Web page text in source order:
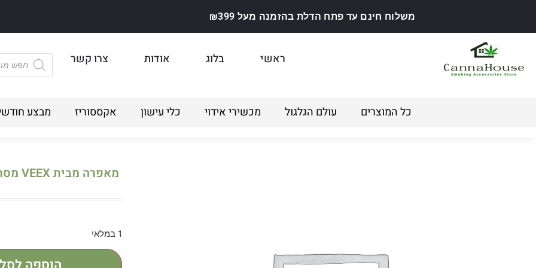
משלוח חינם עד פתח הדלת בהזמנה מעל ₪399
ראשי בלוג אודות צרו קשר
כל המוצרים עולם הגלגול מכשירי אידוי כלי עישון אקססוריז מבצע
מאפרה מבית VEEX מסתובבת במספר צבעים
1 במלאי